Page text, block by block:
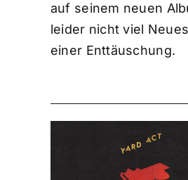
auf seinem neuen
leider nicht viel
einer Enttäuschung.